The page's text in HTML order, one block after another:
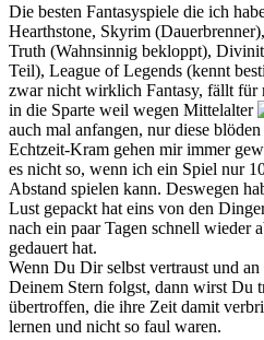
Die besten Fantasyspiele die ich
Hearthstone, Skyrim
Truth (Wahnsinnig bekloppt),
Teil), League of Legends (kennt
zwar nicht wirklich Fantasy, fällt für
in die Sparte weil wegen Mittelalter
auch mal anfangen, nur diese
Echtzeit-Kram gehen mir immer
es nicht so, wenn ich ein Spiel nur
Abstand spielen kann. Deswegen
Lust gepackt hat eins von den
nach ein paar Tagen schnell wieder
gedauert hat.
Wenn Du Dir selbst vertraust und
Deinem Stern folgst, dann wirst Du
übertroffen, die ihre Zeit damit
lernen und nicht so faul waren.